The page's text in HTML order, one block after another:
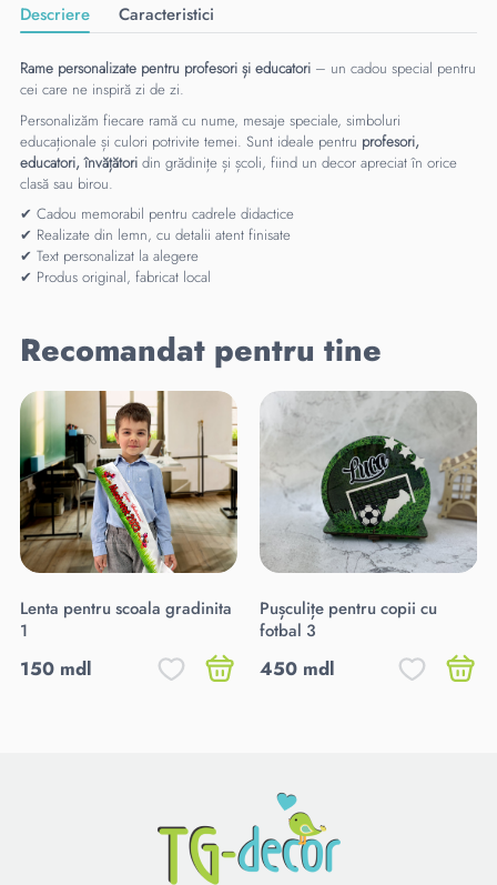
Descriere Caracteristici
Rame personalizate pentru profesori și educatori– un cadou special pentru
cei care ne inspiră zi de zi.
Personalizăm fiecare ramă cu nume, mesaje speciale, simboluri
educaționale și culori potrivite temei. Sunt ideale pentru profesori,
educatori, învățătoridin grădinițe și școli, fiind un decor apreciat în orice
clasă sau birou.
✔ Cadou memorabil pentru cadrele didactice
✔ Realizate din lemn, cu detalii atent finisate
✔ Text personalizat la alegere
✔ Produs original, fabricat local
Recomandat pentru tine
Lenta pentru scoala gradinita
1
150 mdl
Pușculițe pentru copii cu
fotbal 3
450 mdl